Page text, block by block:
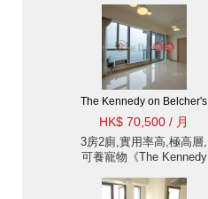
The Kennedy on Belcher's
HK$ 70,500 / 月
3房2廁,實用率高,極高層,
可養寵物《The Kennedy